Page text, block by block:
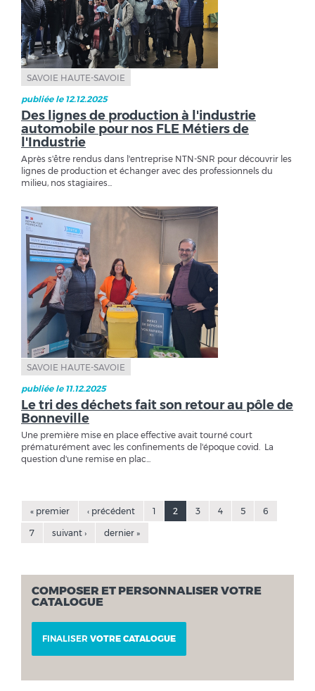
SAVOIE HAUTE-SAVOIE
publiée le 12.12.2025
Des lignes de production à l'industrie
automobile pour nos FLE Métiers de
l'Industrie
Après s'être rendus dans l'entreprise NTN-SNR pour découvrir les
lignes de production et échanger avec des professionnels du
milieu, nos stagiaires...
SAVOIE HAUTE-SAVOIE
publiée le 11.12.2025
Le tri des déchets fait son retour au pôle de
Bonneville
Une première mise en place effective avait tourné court
prématurément avec les confinements de l'époque covid. La
question d'une remise en plac...
« premier ‹ précédent 1 2 3 4 5 6
7 suivant › dernier »
COMPOSER ET PERSONNALISER VOTRE
CATALOGUE
FINALISER VOTRE CATALOGUE